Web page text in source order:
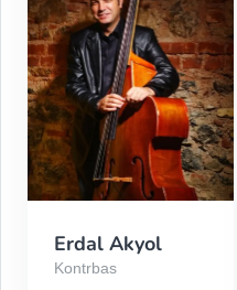
Erdal Akyol
Kontrbas